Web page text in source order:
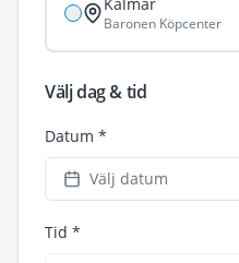
Baronen Köpcenter
Välj dag & tid
Datum *
Välj datum
Tid *